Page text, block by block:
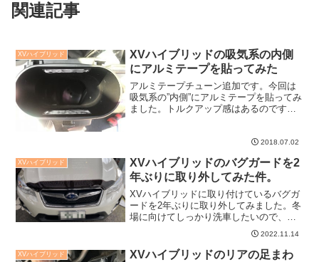
関連記事
XVハイブリッド
XVハイブリッドの吸気系の内側
にアルミテープを貼ってみた
アルミテープチューン追加です。今回は
吸気系の”内側”にアルミテープを貼ってみ
ました。トルクアップ感はあるのです
2018.07.02
XVハイブリッド
XVハイブリッドのバグガードを2
年ぶりに取り外してみた件。
XVハイブリッドに取り付けているバグガ
ードを2年ぶりに取り外してみました。冬
場に向けてしっかり洗車したいので、し
ばらく外して走る予定です。冬場にはま
た取り付けたいかなと思います。ちなみ
に外したのは8月です。
2022.11.14
XVハイブリッド
XVハイブリッドのリアの足まわ